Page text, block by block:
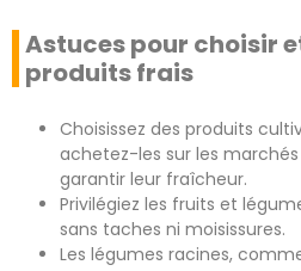
Astuces pour choisir
produits frais
Choisissez des produits
achetez-les sur les
garantir leur fraîcheur.
Privilégiez les fruits et
sans taches ni moisissures.
Les légumes racines,